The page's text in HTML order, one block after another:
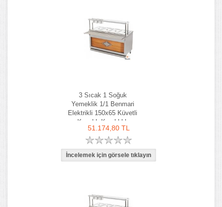
3 Sıcak 1 Soğuk
Yemeklik 1/1 Benmari
Elektrikli 150x65 Küvetli
Kapaklı Kaşıklıklı
51.174,80 TL